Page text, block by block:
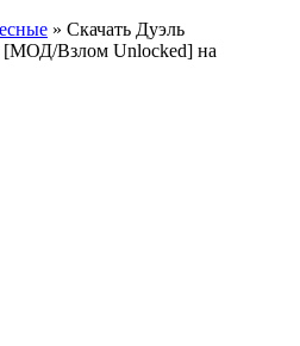
» Скачать Дуэль
[МОД/Взлом Unlocked] на